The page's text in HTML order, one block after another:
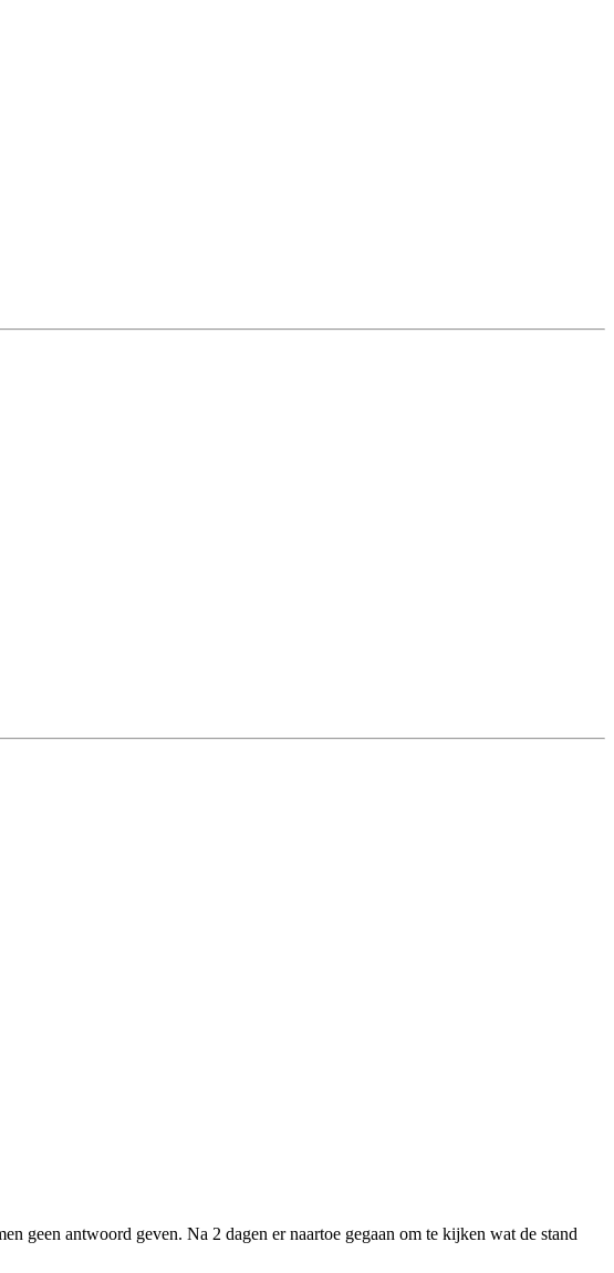
geen antwoord geven. Na 2 dagen er naartoe gegaan om te kijken wat de stand